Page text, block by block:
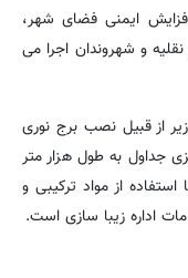
افزایش ایمنی فضای شهر،
و شهروندان اجرا می
از قبیل نصب برج نوری
جداول به طول هزار متر
از مواد ترکیبی و